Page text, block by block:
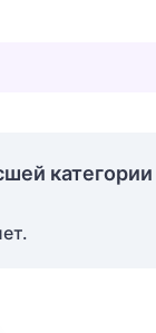
категории